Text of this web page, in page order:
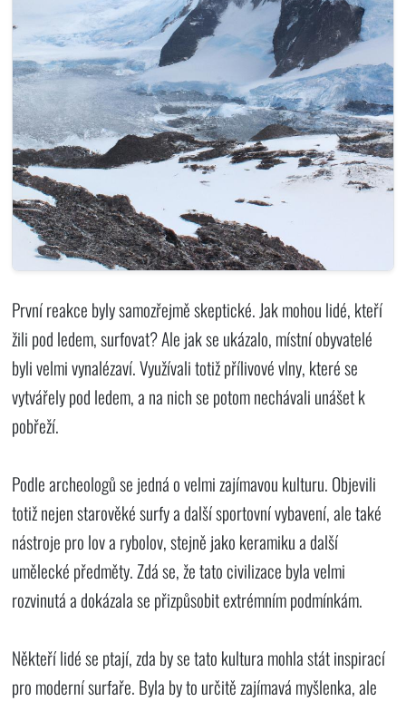
První reakce byly samozřejmě skeptické. Jak mohou lidé, kteří
žili pod ledem, surfovat? Ale jak se ukázalo, místní obyvatelé
byli velmi vynalézaví. Využívali totiž přílivové vlny, které se
vytvářely pod ledem, a na nich se potom nechávali unášet k
pobřeží.
Podle archeologů se jedná o velmi zajímavou kulturu. Objevili
totiž nejen starověké surfy a další sportovní vybavení, ale také
nástroje pro lov a rybolov, stejně jako keramiku a další
umělecké předměty. Zdá se, že tato civilizace byla velmi
rozvinutá a dokázala se přizpůsobit extrémním podmínkám.
Někteří lidé se ptají, zda by se tato kultura mohla stát inspirací
pro moderní surfaře. Byla by to určitě zajímavá myšlenka, ale